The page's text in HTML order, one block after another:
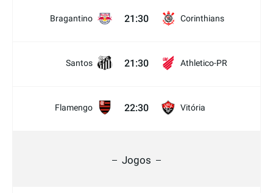
Bragantino 21:30 Corinthians
Santos 21:30 Athletico-PR
Flamengo 22:30 Vitória
Jogos